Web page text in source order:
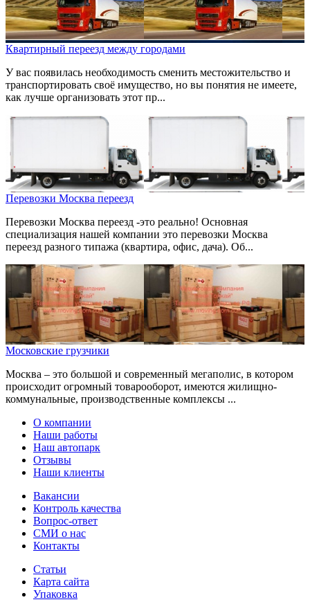
Квартирный переезд между городами
У вас появилась необходимость сменить местожительство и
транспортировать своё имущество, но вы понятия не имеете,
как лучше организовать этот пр...
Перевозки Москва переезд
Перевозки Москва переезд -это реально! Основная
специализация нашей компании это перевозки Москва
переезд разного типажа (квартира, офис, дача). Об...
Московские грузчики
Москва – это большой и современный мегаполис, в котором
происходит огромный товарооборот, имеются жилищно-
коммунальные, производственные комплексы ...
О компании
Наши работы
Наш автопарк
Отзывы
Наши клиенты
Вакансии
Контроль качества
Вопрос-ответ
СМИ о нас
Контакты
Статьи
Карта сайта
Упаковка